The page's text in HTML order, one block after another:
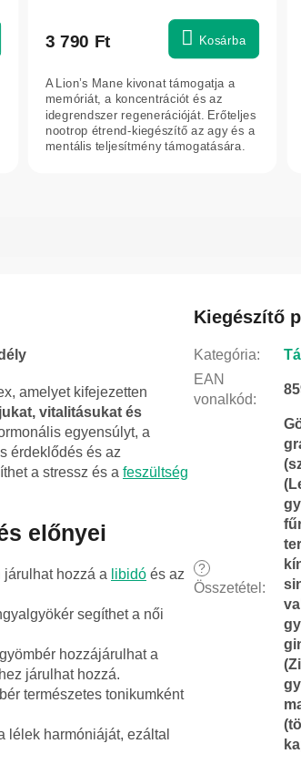
3 790 Ft Kosárba
A Lion’s Mane kivonat támogatja a
memóriát, a koncentrációt és az
idegrendszer regenerációját. Erőteljes
nootrop étrend-kiegészítő az agy és a
mentális teljesítmény támogatására.
amelyet kifejezetten
vitalitásukat és
egyensúlyt, a
érdeklődés és az
a stressz és a feszültség
előnyei
járulhat hozzá a libidó és az
segíthet a női
hozzájárulhat a
járulhat hozzá.
természetes tonikumként
lélek harmóniáját, ezáltal
Kiegészítő
Kategória:
EAN
vonalkód:
?
Összetétel :